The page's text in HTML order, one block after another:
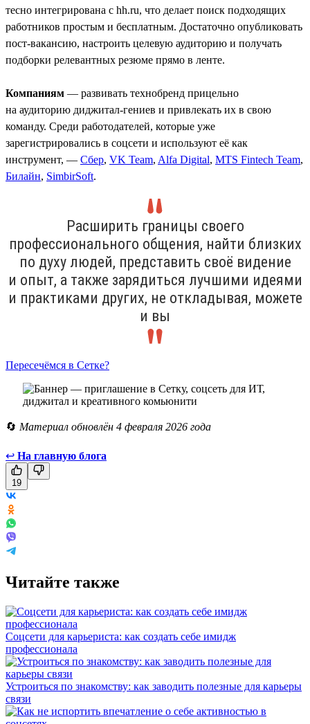
тесно интегрирована с hh.ru, что делает поиск подходящих
работников простым и бесплатным. Достаточно опубликовать
пост-вакансию, настроить целевую аудиторию и получать
подборки релевантных резюме прямо в ленте.
Компаниям — развивать технобренд прицельно
на аудиторию диджитал-гениев и привлекать их в свою
команду. Среди работодателей, которые уже
зарегистрировались в соцсети и используют её как
инструмент, — Сбер, VK Team, Alfa Digital, MTS Fintech Team,
Билайн, SimbirSoft.
Расширить границы своего
профессионального общения, найти близких
по духу людей, представить своё видение
и опыт, а также зарядиться лучшими идеями
и практиками других, не откладывая, можете
и вы
Пересечёмся в Сетке?
🔄 Материал обновлён 4 февраля 2026 года
↩ На главную блога
19
Читайте также
Соцсети для карьериста: как создать себе имидж
профессионала
Устроиться по знакомству: как заводить полезные для карьеры
связи